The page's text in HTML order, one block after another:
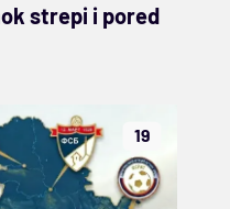
strepi i pored
19